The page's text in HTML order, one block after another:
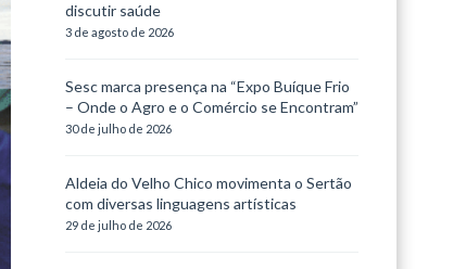
discutir saúde
3 de agosto de 2026
Sesc marca presença na “Expo Buíque Frio
– Onde o Agro e o Comércio se Encontram”
30 de julho de 2026
Aldeia do Velho Chico movimenta o Sertão
com diversas linguagens artísticas
29 de julho de 2026